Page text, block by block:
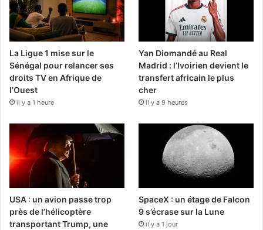
La Ligue 1 mise sur le
Sénégal pour relancer ses
droits TV en Afrique de
l’Ouest
il y a 1 heure
Yan Diomandé au Real
Madrid : l’Ivoirien devient le
transfert africain le plus
cher
il y a 9 heures
USA : un avion passe trop
près de l’hélicoptère
transportant Trump, une
SpaceX : un étage de Falcon
9 s’écrase sur la Lune
il y a 1 jour